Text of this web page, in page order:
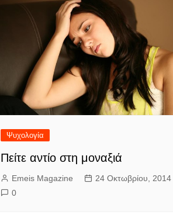
Ψυχολογία
Πείτε αντίο στη μοναξιά
Emeis Magazine
24 Οκτωβρίου, 2014
0